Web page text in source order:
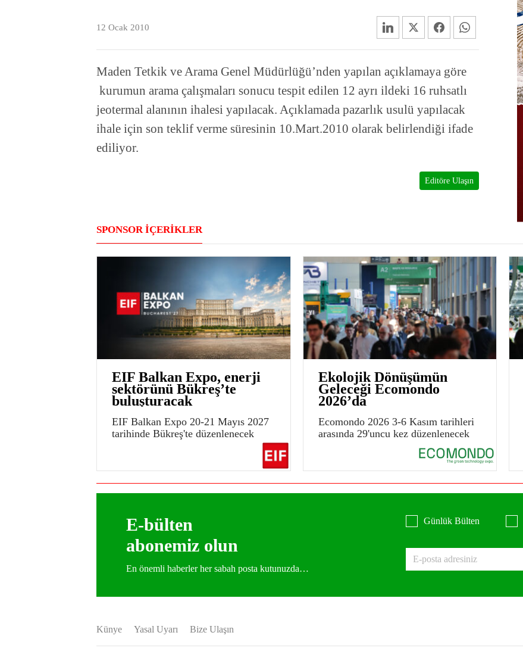
12 Ocak 2010
Maden Tetkik ve Arama Genel Müdürlüğü’nden yapılan açıklamaya göre
kurumun arama çalışmaları sonucu tespit edilen 12 ayrı ildeki 16 ruhsatlı
jeotermal alanının ihalesi yapılacak. Açıklamada pazarlık usulü yapılacak
ihale için son teklif verme süresinin 10.Mart.2010 olarak belirlendiği ifade
ediliyor.
Editöre Ulaşın
SPONSOR İÇERİKLER
EIF Balkan Expo, enerji
sektörünü Bükreş’te
buluşturacak
EIF Balkan Expo 20-21 Mayıs 2027
tarihinde Bükreş'te düzenlenecek
Ekolojik Dönüşümün
Geleceği Ecomondo
2026’da
Ecomondo 2026 3-6 Kasım tarihleri
arasında 29'uncu kez düzenlenecek
E-bülten
abonemiz olun
En önemli haberler her sabah posta kutunuzda…
Günlük Bülten
Künye Yasal Uyarı Bize Ulaşın